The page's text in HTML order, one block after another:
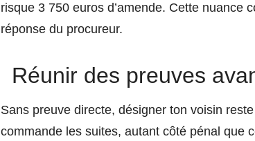
risque 3 750 euros d’amende. Cette nuance
réponse du procureur.
Réunir des preuves
Sans preuve directe, désigner ton voisin
commande les suites, autant côté pénal que